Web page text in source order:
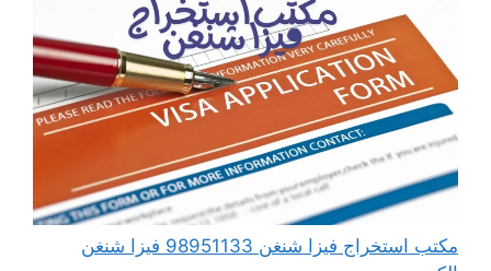
مكتب استخراج فيزا شنغن 98951133 فيزا شنغن